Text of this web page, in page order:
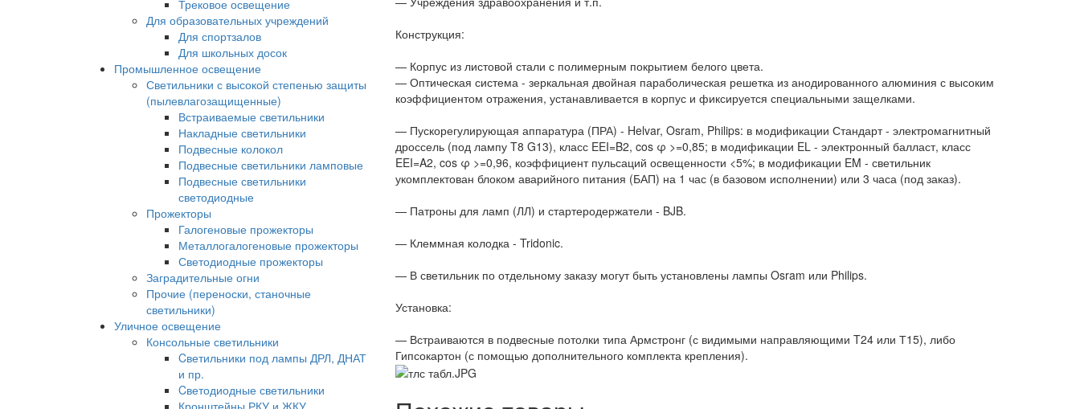
Трековое освещение
Для образовательных учреждений
Для спортзалов
Для школьных досок
Промышленное освещение
Светильники с высокой степенью защиты
(пылевлагозащищенные)
Встраиваемые светильники
Накладные светильники
Подвесные колокол
Подвесные светильники ламповые
Подвесные светильники
светодиодные
Прожекторы
Галогеновые прожекторы
Металлогалогеновые прожекторы
Светодиодные прожекторы
Заградительные огни
Прочие (переноски, станочные
светильники)
Уличное освещение
Консольные светильники
Cветильники под лампы ДРЛ, ДНАТ
и пр.
Cветодиодные светильники
Конструкция:
— Корпус из листовой стали с полимерным покрытием белого цвета.
— Оптическая система - зеркальная двойная параболическая решетка из анодированного алюминия с высоким
коэффициентом отражения, устанавливается в корпус и фиксируется специальными защелками.
— Пускорегулирующая аппаратура (ПРА) - Helvar, Osram, Philips: в модификации Стандарт - электромагнитный
дроссель (под лампу T8 G13), класс EEI=B2, cos φ >=0,85; в модификации EL - электронный балласт, класс
EEI=A2, cos φ >=0,96, коэффициент пульсаций освещенности <5%; в модификации EM - светильник
укомплектован блоком аварийного питания (БАП) на 1 час (в базовом исполнении) или 3 часа (под заказ).
— Патроны для ламп (ЛЛ) и стартеродержатели - BJB.
— Клеммная колодка - Tridonic.
— В светильник по отдельному заказу могут быть установлены лампы Osram или Philips.
Установка:
— Встраиваются в подвесные потолки типа Армстронг (с видимыми направляющими T24 или Т15), либо
Гипсокартон (с помощью дополнительного комплекта крепления).